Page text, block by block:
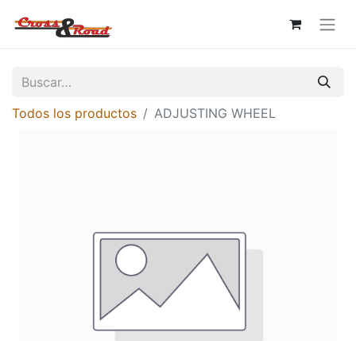
Todos los productos ADJUSTING WHEEL